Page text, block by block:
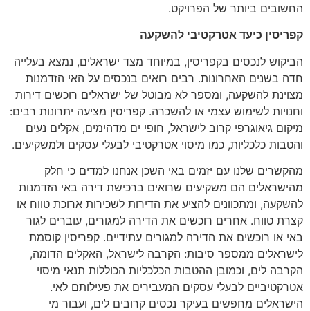
החשובים ביותר של הפרויקט.
קפריסין כיעד אטרקטיבי להשקעה
הביקוש לנכסים בקפריסין, במיוחד מצד ישראלים, נמצא בעלייה
חדה בשנים האחרונות. רבים רואים בנכסים על האי הזדמנות
מצוינת להשקעה, ומספר לא מבוטל של ישראלים רוכשים דירות
וחנויות לשימוש עצמי או להשכרה. קפריסין מציעה יתרונות רבים:
מיקום גיאוגרפי קרוב לישראל, חופי ים מדהימים, אקלים נעים
והטבות כלכליות, כמו מיסוי אטרקטיבי לבעלי עסקים ולמשקיעים.
מהקשרים שלנו עם יזמים באי השכן אנחנו למדים כי חלק
מהישראלים הם משקיעים שרואים ברכישת דירה באי הזדמנות
להשקעה, ומתכוונים להציע את הדירות לשכירות ארוכת טווח או
קצרת טווח. אחרים רוכשים את הדירה למגורים, עוברים לגור
באי או רוכשים את הדירה למגורים עתידיים. קפריסין קוסמת
לישראלים ממספר סיבות: הקרבה לישראל, האקלים הדומה,
הקרבה לים, וכמובן ההטבות הכלכליות הכוללות תנאי מיסוי
אטרקטיביים לבעלי עסקים המעבירים את פעילותם לאי.
הישראלים מחפשים בעיקר נכסים קרובים לים, ועבור מי